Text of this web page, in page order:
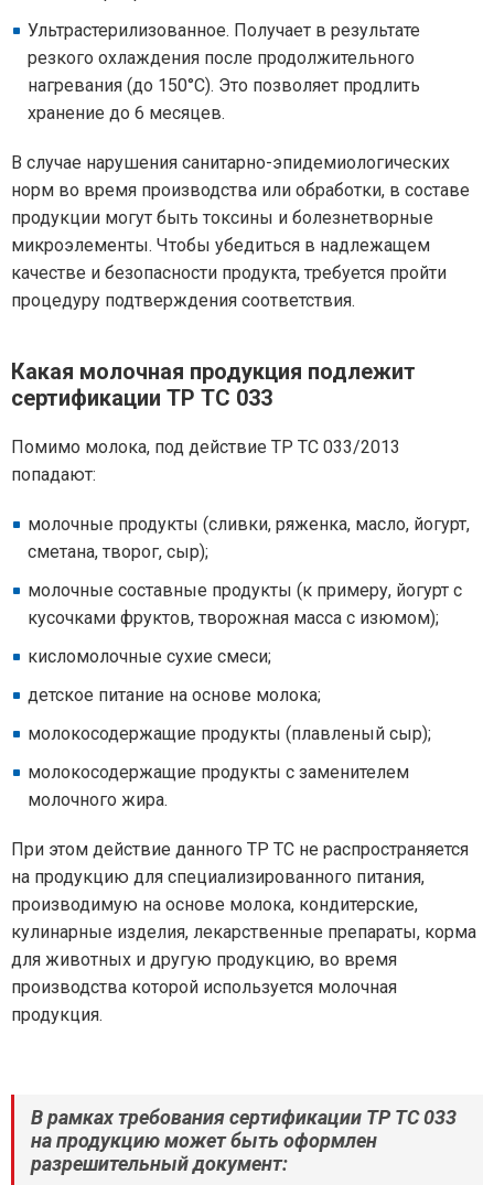
Ультрастерилизованное. Получает в результате
резкого охлаждения после продолжительного
нагревания (до 150°С). Это позволяет продлить
хранение до 6 месяцев.
В случае нарушения санитарно-эпидемиологических
норм во время производства или обработки, в составе
продукции могут быть токсины и болезнетворные
микроэлементы. Чтобы убедиться в надлежащем
качестве и безопасности продукта, требуется пройти
процедуру подтверждения соответствия.
Какая молочная продукция подлежит
сертификации ТР ТС 033
Помимо молока, под действие ТР ТС 033/2013
попадают:
молочные продукты (сливки, ряженка, масло, йогурт,
сметана, творог, сыр);
молочные составные продукты (к примеру, йогурт с
кусочками фруктов, творожная масса с изюмом);
кисломолочные сухие смеси;
детское питание на основе молока;
молокосодержащие продукты (плавленый сыр);
молокосодержащие продукты с заменителем
молочного жира.
При этом действие данного ТР ТС не распространяется
на продукцию для специализированного питания,
производимую на основе молока, кондитерские,
кулинарные изделия, лекарственные препараты, корма
для животных и другую продукцию, во время
производства которой используется молочная
продукция.
В рамках требования сертификации ТР ТС 033
на продукцию может быть оформлен
разрешительный документ: